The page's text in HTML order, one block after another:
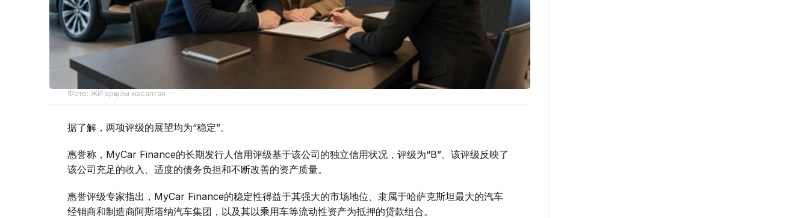
Фото: ЖИ арқылы жасалған
据了解，两项评级的展望均为“稳定”。
惠誉称，MyCar Finance的长期发行人信用评级基于该公司的独立信用状况，评级为“B”。该评级反映了
该公司充足的收入、适度的债务负担和不断改善的资产质量。
惠誉评级专家指出，MyCar Finance的稳定性得益于其强大的市场地位、隶属于哈萨克斯坦最大的汽车
经销商和制造商阿斯塔纳汽车集团，以及其以乘用车等流动性资产为抵押的贷款组合。